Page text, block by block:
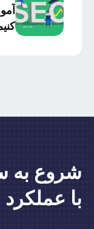
شروع به
با عملکرد